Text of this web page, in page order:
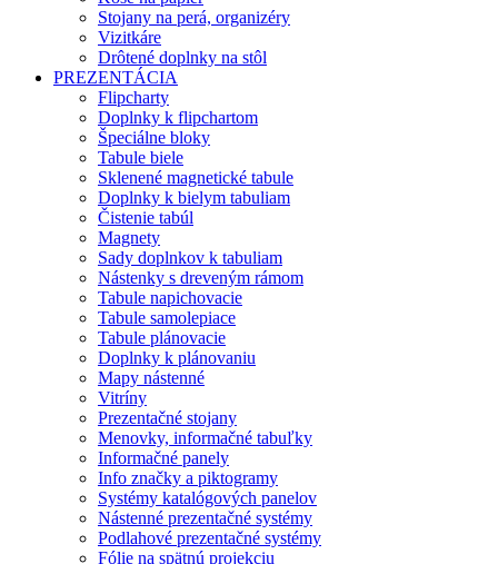
Stojany na perá, organizéry
Vizitkáre
Drôtené doplnky na stôl
PREZENTÁCIA
Flipcharty
Doplnky k flipchartom
Špeciálne bloky
Tabule biele
Sklenené magnetické tabule
Doplnky k bielym tabuliam
Čistenie tabúl
Magnety
Sady doplnkov k tabuliam
Nástenky s dreveným rámom
Tabule napichovacie
Tabule samolepiace
Tabule plánovacie
Doplnky k plánovaniu
Mapy nástenné
Vitríny
Prezentačné stojany
Menovky, informačné tabuľky
Informačné panely
Info značky a piktogramy
Systémy katalógových panelov
Nástenné prezentačné systémy
Podlahové prezentačné systémy
Fólie na spätnú projekciu